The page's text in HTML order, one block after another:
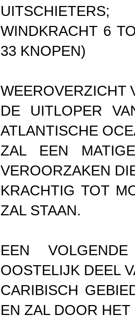
UITSCHIETERS;
WINDKRACHT 6
33 KNOPEN)
WEEROVERZICHT
DE UITLOPER
ATLANTISCHE
ZAL EEN
VEROORZAKEN
KRACHTIG TOT
ZAL STAAN.
EEN
OOSTELIJK DEEL
CARIBISCH
EN ZAL DOOR HET